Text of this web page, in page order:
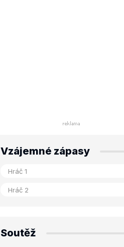
Vzájemné zápasy
Soutěž